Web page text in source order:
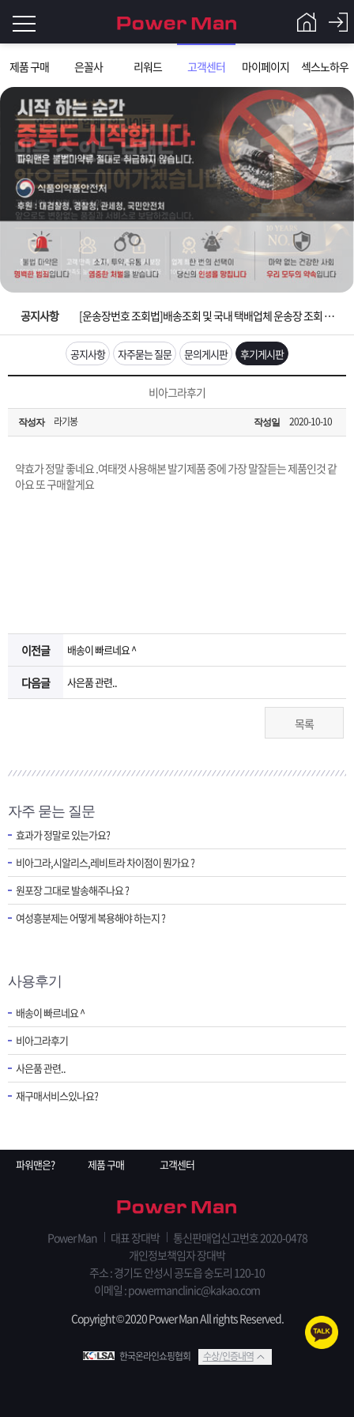
제품 구매 은꼴사 리워드 고객센터 마이페이지 섹스노하우
그
인
이
필
요
니
로
Q&A
파
워
맨
제
품
은
노
하
객
센
마
이
주
공지사항
입금확인이 안되는 상황을 대비해 꼭 입금후 고객센터 연락바랍니다.
[2026구정 연휴]설 연휴 배송 및 휴무 안내
[운송장번호 조회법]배송조회 및 국내 택배업체 운송장 조회 하는법
[ios앱 오픈]아이폰 고객 앱설치 가능합니다.
[무인택배함 이용 안내] 집 밖에 주소로 택배 받기
입금확인이 안되는 상황을 대비해 꼭 입금후 고객센터 연락바랍니다.
[2026구정 연휴]설 연휴 배송 및 휴무 안내
공지사항 자주묻는 질문 문의게시판 후기게시판
비아그라후기
작성자 라기봉 작성일 2020-10-10
약효가 정말 좋네요 .여태껏 사용해본 발기제품 중에 가장 말잘듣는 제품인것 같
아요 또 구매할게요
이전글 배송이 빠르네요 ^
다음글 사은품 관련..
목록
자주 묻는 질문
효과가 정말로 있는가요?
비아그라,시알리스,레비트라 차이점이 뭔가요 ?
원포장 그대로 발송해주나요 ?
여성흥분제는 어떻게 복용해야 하는지 ?
사용후기
배송이 빠르네요 ^
비아그라후기
사은품 관련..
재구매서비스있나요?
파워맨은? 제품 구매 고객센터
Power Man 대표 장대박
통신판매업신고번호 2020-0478
개인정보책임자 장대박
주소 : 경기도 안성시 공도읍 숭도리 120-10
이메일 :powermanclinic@kakao.com
Copyright © 2020 Power Man All rights Reserved.
한국온라인쇼핑협회 수상/인증내역